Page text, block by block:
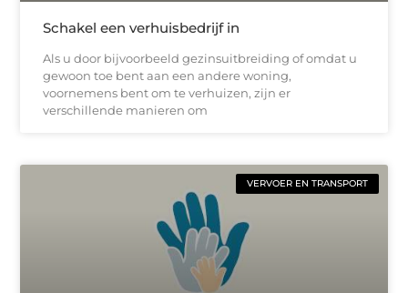
Schakel een verhuisbedrijf in
Als u door bijvoorbeeld gezinsuitbreiding of omdat u
gewoon toe bent aan een andere woning,
voornemens bent om te verhuizen, zijn er
verschillende manieren om
VERVOER EN TRANSPORT